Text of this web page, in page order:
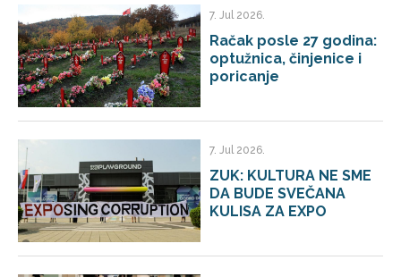
7. Jul 2026.
Račak posle 27 godina:
optužnica, činjenice i
poricanje
7. Jul 2026.
ZUK: KULTURA NE SME
DA BUDE SVEČANA
KULISA ZA EXPO